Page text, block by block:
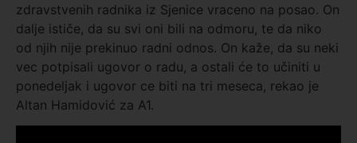
zdravstvenih radnika iz Sjenice vraceno na posao. On
dalje ističe, da su svi oni bili na odmoru, te da niko
od njih nije prekinuo radni odnos. On kaže, da su neki
vec potpisali ugovor o radu, a ostali će to učiniti u
ponedeljak i ugovor ce biti na tri meseca, rekao je
Altan Hamidović za A1.